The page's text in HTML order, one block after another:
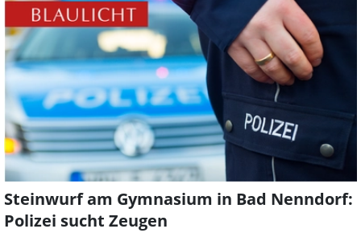
Steinwurf am Gymnasium in Bad Nenndorf:
Polizei sucht Zeugen